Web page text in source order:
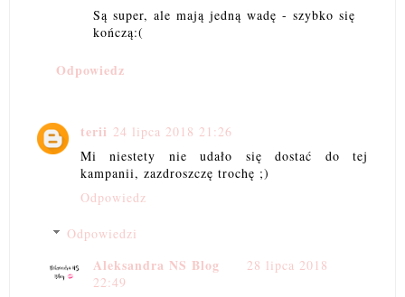
Są super, ale mają jedną wadę - szybko się
kończą:(
Odpowiedz
terii 24 lipca 2018 21:26
Mi niestety nie udało się dostać do tej
kampanii, zazdroszczę trochę ;)
Odpowiedz
Odpowiedzi
Aleksandra NS Blog
28 lipca 2018
22:49